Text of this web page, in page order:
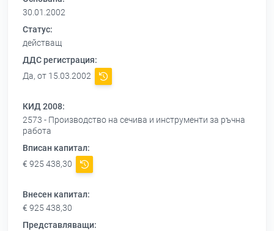
30.01.2002
Статус:
действащ
ДДС регистрация:
Да, от 15.03.2002
КИД 2008:
2573 - Производство на сечива и инструменти за ръчна
работа
Вписан капитал:
€ 925 438,30
Внесен капитал:
€ 925 438,30
Представляващи: